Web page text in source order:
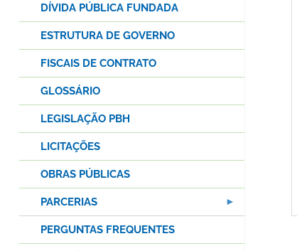
DÍVIDA PÚBLICA FUNDADA
ESTRUTURA DE GOVERNO
FISCAIS DE CONTRATO
GLOSSÁRIO
LEGISLAÇÃO PBH
LICITAÇÕES
OBRAS PÚBLICAS
PARCERIAS
PERGUNTAS FREQUENTES